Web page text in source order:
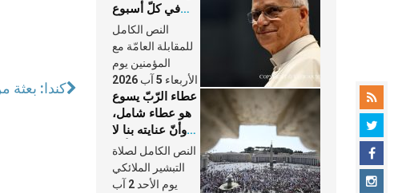
كندا: بعثة
في كلّ أسبوع
وكلّ يوم، هما
النَّفَس في حياة
الكنيسة
النص الكامل
للمقابلة العامّة مع
المؤمنين يوم
الأربعاء 5 آب 2026
عطاء الرّبّ يسوع
هو عطاء شامل،
وأنّ عنايته بنا لا
تغيب عنّا أبدًا
النص الكامل لصلاة
التبشير الملائكي
يوم الأحد 2 آب